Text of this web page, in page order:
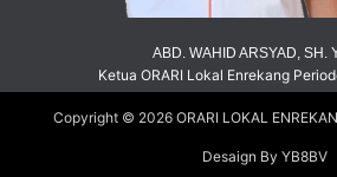
ABD. WAHID ARSYAD, SH.
Ketua ORARI Lokal Enrekang
Copyright © 2026 ORARI LOKAL
Desaign By YB8BV